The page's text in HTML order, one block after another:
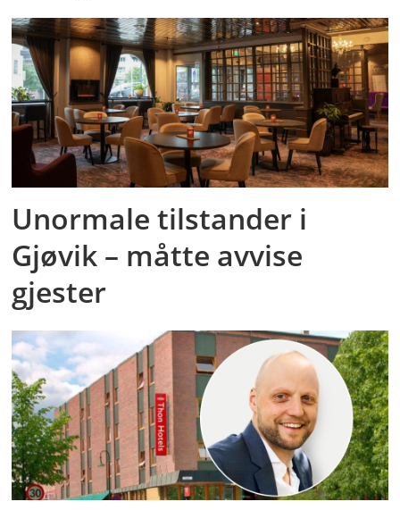
Unormale tilstander i
Gjøvik – måtte avvise
gjester